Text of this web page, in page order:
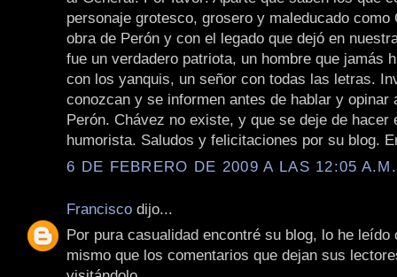
personaje grotesco, grosero y maleducado como
obra de Perón y con el legado que dejó en
fue un verdadero patriota, un hombre que jamás
con los yanquis, un señor con todas las letras.
conozcan y se informen antes de hablar y opinar
Perón. Chávez no existe, y que se deje de hacer
humorista. Saludos y felicitaciones por su blog.
6 DE FEBRERO DE 2009 A LAS 12:05 A.M.
Francisco dijo...
Por pura casualidad encontré su blog, lo he leído
mismo que los comentarios que dejan sus